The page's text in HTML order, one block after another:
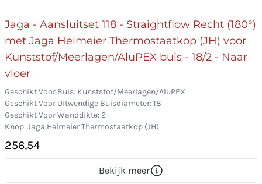
Jaga - Aansluitset 118 - Straightflow Recht (180°)
met Jaga Heimeier Thermostaatkop (JH) voor
Kunststof/Meerlagen/AluPEX buis - 18/2 - Naar
vloer
Geschikt Voor Buis: Kunststof/Meerlagen/AluPEX
Geschikt Voor Uitwendige Buisdiameter: 18
Geschikt Voor Wanddikte: 2
Knop: Jaga Heimeier Thermostaatkop (JH)
256,54
Bekijk meer